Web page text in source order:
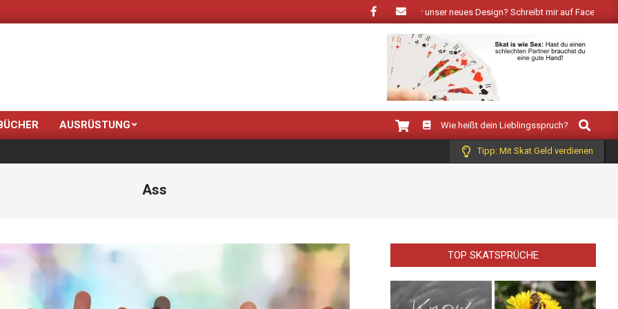
Neue Farben bringt der Frühling: Wie gefällt Dir unser neues Design? Schreibt mir auf Facebook!
AUSRÜSTUNG Wie heißt dein Lieblingsspruch?
Search
Tipp: Mit Skat Geld verdienen
Ass
TOP SKATSPRÜCHE